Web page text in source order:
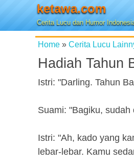
ketawa.com
Cerita Lucu dan Humor
Home » Cerita Lucu
Hadiah Tahun
Istri: "Darling. Tahun
Suami: "Bagiku,
Istri: "Ah, kado yang
lebar-lebar. Kamu